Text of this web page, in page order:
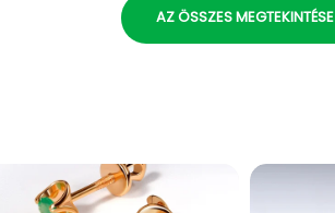
AZ ÖSSZES MEGTEKINTÉSE